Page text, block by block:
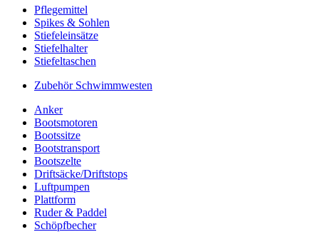
Pflegemittel
Spikes & Sohlen
Stiefeleinsätze
Stiefelhalter
Stiefeltaschen
Zubehör Schwimmwesten
Anker
Bootsmotoren
Bootssitze
Bootstransport
Bootszelte
Driftsäcke/Driftstops
Luftpumpen
Plattform
Ruder & Paddel
Schöpfbecher